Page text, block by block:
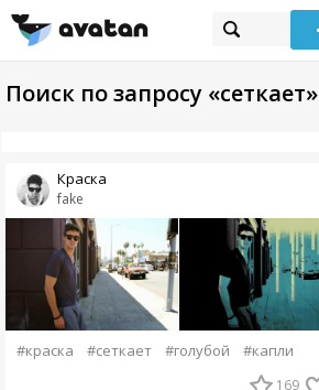
Поиск по запросу «сеткает»
fake
Краска
#краска #сеткает #голубой #капли
169